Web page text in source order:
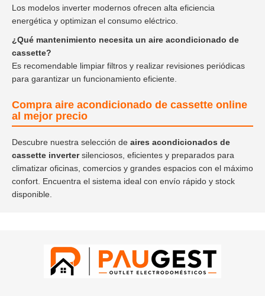
Los modelos inverter modernos ofrecen alta eficiencia
energética y optimizan el consumo eléctrico.
¿Qué mantenimiento necesita un aire acondicionado de
cassette?
Es recomendable limpiar filtros y realizar revisiones periódicas
para garantizar un funcionamiento eficiente.
Compra aire acondicionado de cassette online
al mejor precio
Descubre nuestra selección de aires acondicionados de
cassette invertersilenciosos, eficientes y preparados para
climatizar oficinas, comercios y grandes espacios con el máximo
confort. Encuentra el sistema ideal con envío rápido y stock
disponible.